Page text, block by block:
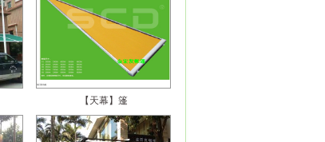
【天幕】篷